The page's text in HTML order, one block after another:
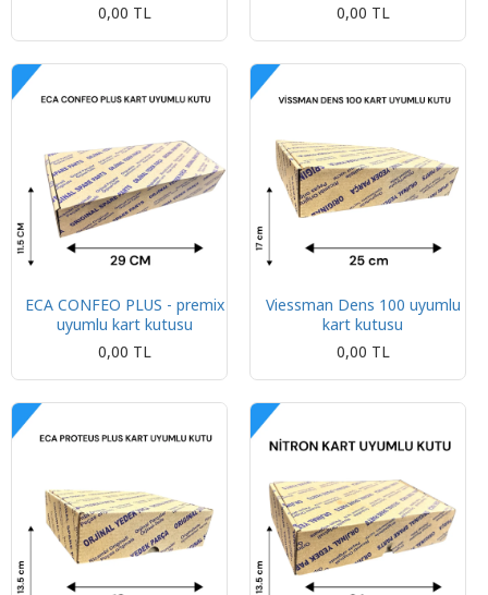
0,00 TL
0,00 TL
ECA CONFEO PLUS - premix
uyumlu kart kutusu
0,00 TL
Viessman Dens 100 uyumlu
kart kutusu
0,00 TL